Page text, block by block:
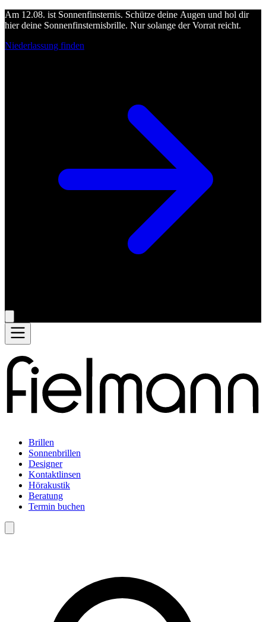
Am 12.08. ist Sonnenfinsternis. Schütze deine Augen und hol dir
hier deine Sonnenfinsternisbrille. Nur solange der Vorrat reicht.
Niederlassung finden
Brillen
Sonnenbrillen
Designer
Kontaktlinsen
Hörakustik
Beratung
Termin buchen